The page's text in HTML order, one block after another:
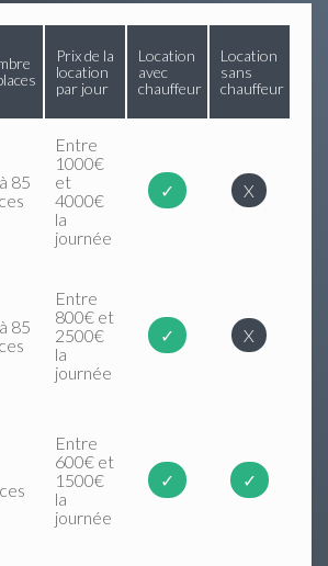
Prix de la
location
par jour
Location
avec
chauffeur
Location
sans
chauffeur
85
Entre
1000€
et
4000€
la
journée
✓ X
85
Entre
800€ et
2500€
la
journée
✓ X
Entre
600€ et
1500€
la
journée
✓ ✓